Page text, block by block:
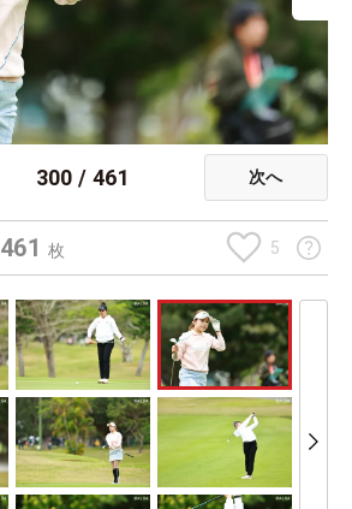
300 /461 次へ
461 枚 5